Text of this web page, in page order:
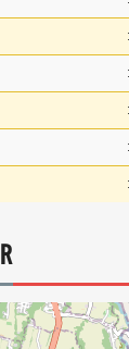
:
:
:
:
: